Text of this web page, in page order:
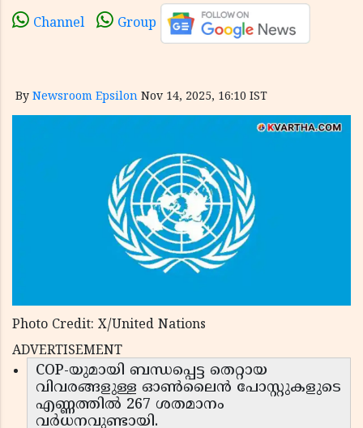
Channel Group
By Newsroom Epsilon Nov 14, 2025, 16:10 IST
Photo Credit: X/United Nations
ADVERTISEMENT
COP-യുമായി ബന്ധപ്പെട്ട തെറ്റായ
വിവരങ്ങളുള്ള ഓൺലൈൻ പോസ്റ്റുകളുടെ
എണ്ണത്തിൽ 267 ശതമാനം
വർധനവുണ്ടായി.